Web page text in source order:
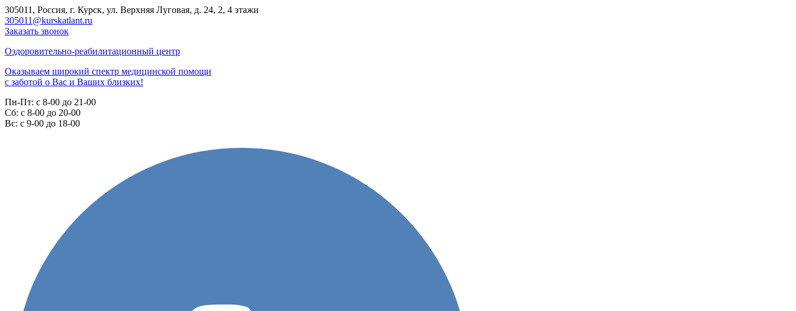
305011, Россия, г. Курск, ул. Верхняя Луговая, д. 24, 2, 4 этажи
305011@kurskatlant.ru
Заказать звонок
Оздоровительно-реабилитационный центр
Оказываем широкий спектр медицинской помощи
с заботой о Вас и Ваших близких!
Пн-Пт: с 8-00 до 21-00
Cб: с 8-00 до 20-00
Вс: с 9-00 до 18-00